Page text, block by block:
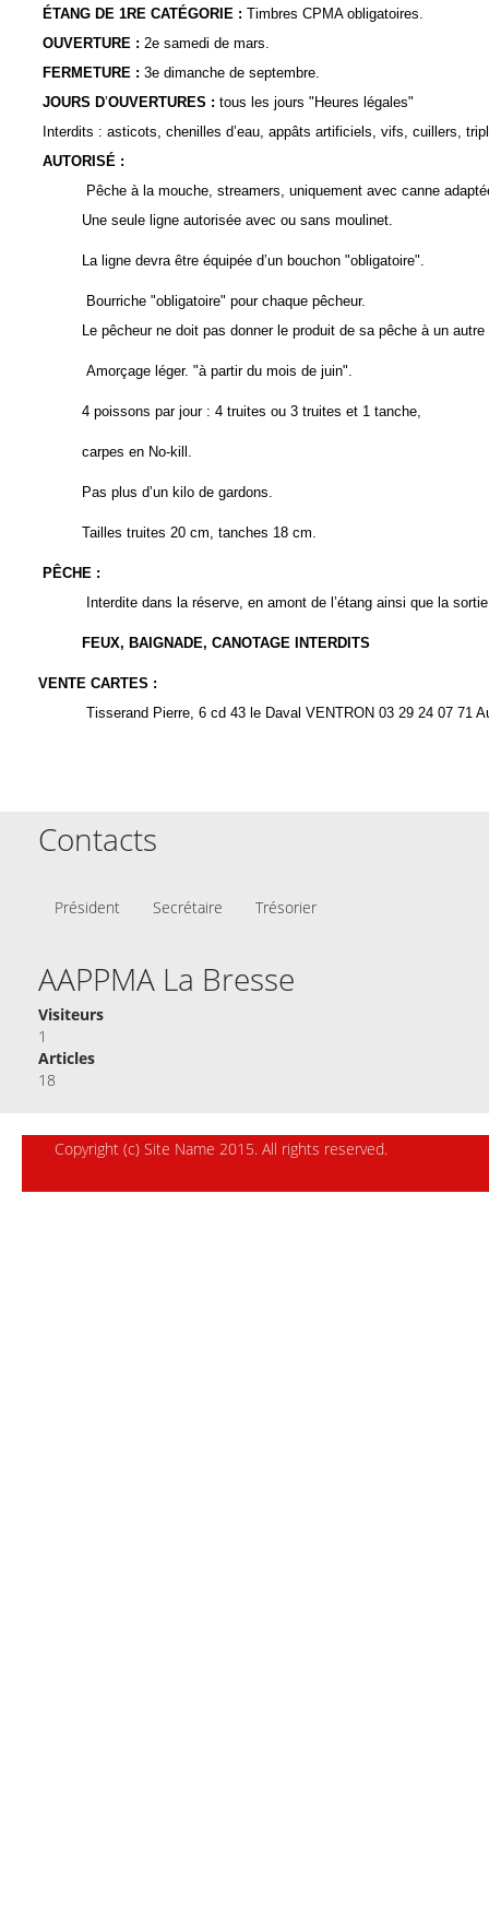
ÉTANG DE 1RE CATÉGORIE : Timbres CPMA obligatoires.
OUVERTURE : 2e samedi de mars.
FERMETURE : 3e dimanche de septembre.
JOURS D’OUVERTURES : tous les jours "Heures légales"
Interdits : asticots, chenilles d’eau, appâts artificiels, vifs, cuillers,
AUTORISÉ :
Pêche à la mouche, streamers, uniquement avec canne
Une seule ligne autorisée avec ou sans moulinet.
La ligne devra être équipée d’un bouchon "obligatoire".
Bourriche "obligatoire" pour chaque pêcheur.
Le pêcheur ne doit pas donner le produit de sa pêche à un autre
Amorçage léger. "à partir du mois de juin".
4 poissons par jour : 4 truites ou 3 truites et 1 tanche,
carpes en No-kill.
Pas plus d’un kilo de gardons.
Tailles truites 20 cm, tanches 18 cm.
PÊCHE :
Interdite dans la réserve, en amont de l’étang ainsi que la
FEUX, BAIGNADE, CANOTAGE INTERDITS
VENTE CARTES :
Tisserand Pierre, 6 cd 43 le Daval VENTRON 03 29 24 07 71
Contacts
Président Secrétaire Trésorier
AAPPMA La Bresse
Visiteurs
1
Articles
18
Copyright (c) Site Name 2015. All rights reserved.